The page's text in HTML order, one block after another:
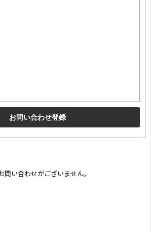
問い合わせがございません。